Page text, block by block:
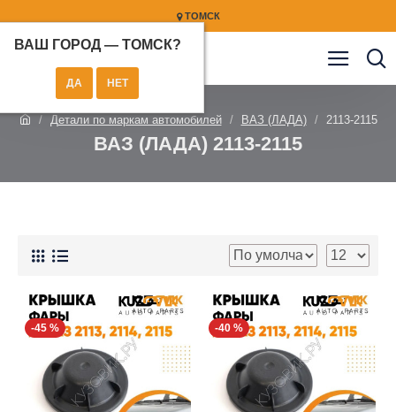
ТОМСК
ВАШ ГОРОД — ТОМСК?
Детали по маркам автомобилей ВАЗ (ЛАДА) 2113-2115
ВАЗ (ЛАДА) 2113-2115
-45 % -40 %